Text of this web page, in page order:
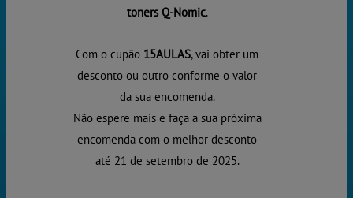
toners Q-Nomic.
Com o cupão 15AULAS, vai obter um
desconto ou outro conforme o valor
da sua encomenda.
Não espere mais e faça a sua próxima
encomenda com o melhor desconto
até 21 de setembro de 2025.